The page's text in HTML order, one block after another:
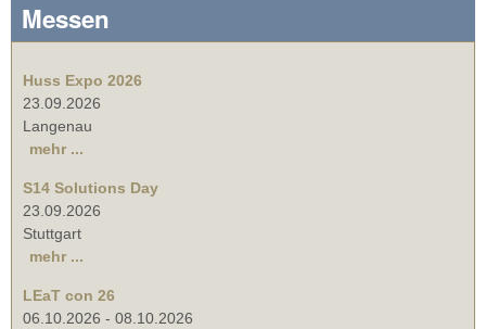
Messen
Huss Expo 2026
23.09.2026
Langenau
mehr ...
S14 Solutions Day
23.09.2026
Stuttgart
mehr ...
LEaT con 26
06.10.2026 - 08.10.2026